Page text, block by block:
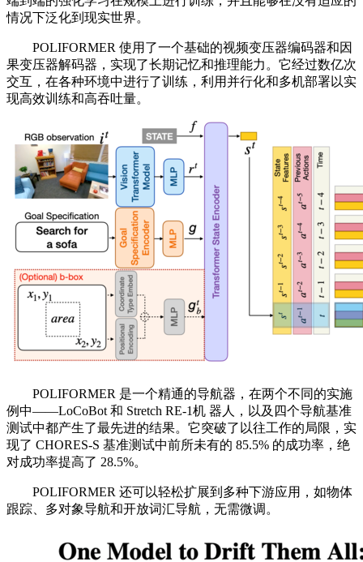
情况下泛化到现实世界。
POLIFORMER 使用了一个基础的视频变压器编码器和因
果变压器解码器，实现了长期记忆和推理能力。它经过数亿次
交互，在各种环境中进行了训练，利用并行化和多机部署以实
现高效训练和高吞吐量。
POLIFORMER 是一个精通的导航器，在两个不同的实施
例中——LoCoBot 和 Stretch RE-1机 器人，以及四个导航基准
测试中都产生了最先进的结果。它突破了以往工作的局限，实
现了 CHORES-S 基准测试中前所未有的 85.5% 的成功率，绝
对成功率提高了 28.5%。
POLIFORMER 还可以轻松扩展到多种下游应用，如物体
跟踪、多对象导航和开放词汇导航，无需微调。